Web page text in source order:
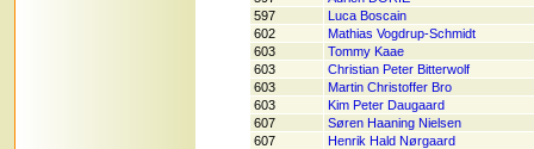
597
Luca Boscain
602
Mathias Vogdrup-Schmidt
603
Tommy Kaae
603
Christian Peter Bitterwolf
603
Martin Christoffer Bro
603
Kim Peter Daugaard
607
Søren Haaning Nielsen
607
Henrik Hald Nørgaard